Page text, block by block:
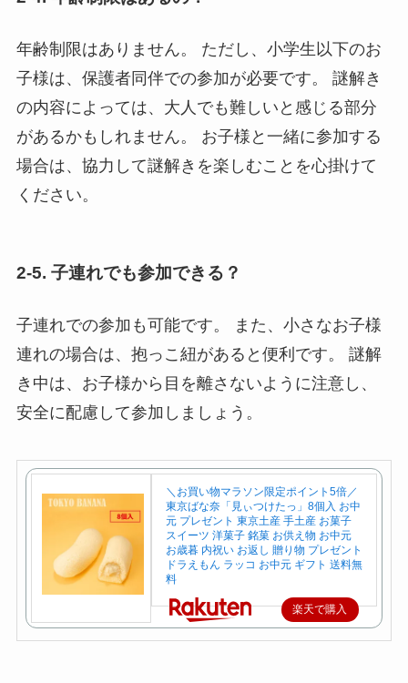
年齢制限はありません。 ただし、小学生以下のお
子様は、保護者同伴での参加が必要です。 謎解き
の内容によっては、大人でも難しいと感じる部分
があるかもしれません。 お子様と一緒に参加する
場合は、協力して謎解きを楽しむことを心掛けて
ください。
2-5. 子連れでも参加できる？
子連れでの参加も可能です。 また、小さなお子様
連れの場合は、抱っこ紐があると便利です。 謎解
き中は、お子様から目を離さないように注意し、
安全に配慮して参加しましょう。
＼お買い物マラソン限定ポイント5倍／
東京ばな奈「見ぃつけたっ」8個入 お中
元 プレゼント 東京土産 手土産 お菓子
スイーツ 洋菓子 銘菓 お供え物 お中元
お歳暮 内祝い お返し 贈り物 プレゼント
ドラえもん ラッコ お中元 ギフト 送料無
料
楽天で購入